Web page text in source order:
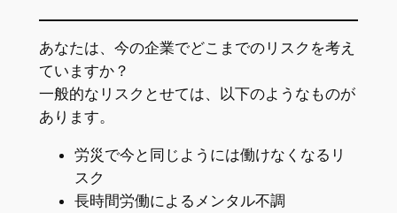
あなたは、今の企業でどこまでのリスクを考え
ていますか？
一般的なリスクとせては、以下のようなものが
あります。
労災で今と同じようには働けなくなるリ
スク
長時間労働によるメンタル不調